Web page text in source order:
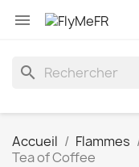

search
Accueil Flammes
Tea of Coffee